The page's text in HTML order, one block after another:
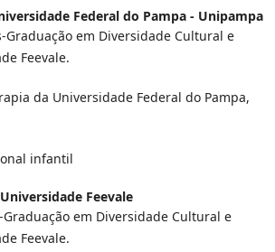
Federal do Pampa - Unipampa
Graduação em Diversidade Cultural e
Feevale.
da Universidade Federal do Pampa,
infantil
Universidade Feevale
em Diversidade Cultural e
Feevale.